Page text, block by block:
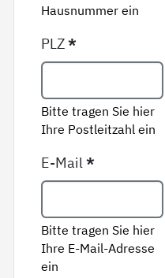
Hausnummer ein
PLZ*
Bitte tragen Sie hier
Ihre Postleitzahl ein
E-Mail*
Bitte tragen Sie hier
Ihre E-Mail-Adresse
ein